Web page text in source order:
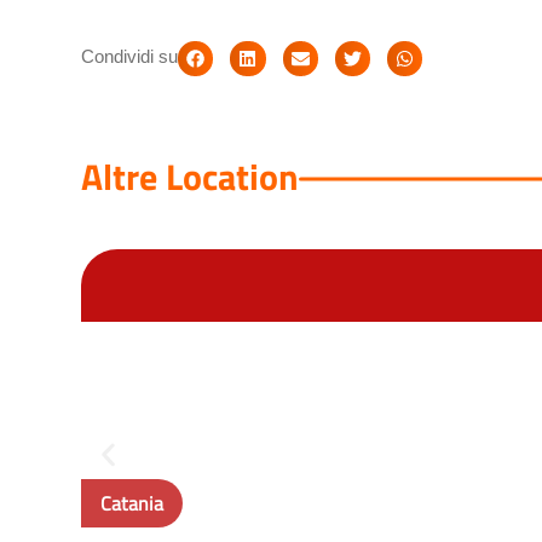
Condividi su
Altre Location
Catania